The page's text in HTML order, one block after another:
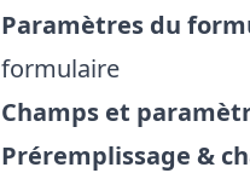
Paramètres du
formulaire
Champs et
Préremplissage &